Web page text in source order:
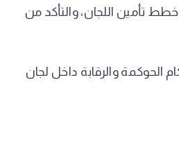
تأمين اللجان، والتأكد من
الحوكمة والرقابة داخل لجان